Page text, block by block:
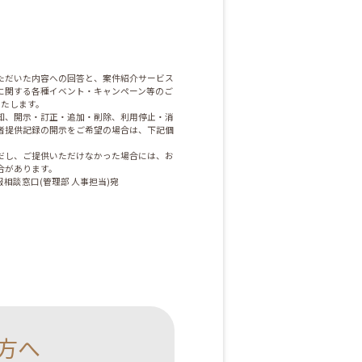
いた内容への回答と、案件紹介サービス
する各種イベント・キャンペーン等のご
します。
開示・訂正・追加・削除、利用停止・消
供記録の開示をご希望の場合は、下記個
、ご提供いただけなかった場合には、お
あります。
談窓口(管理部 人事担当)宛
へ